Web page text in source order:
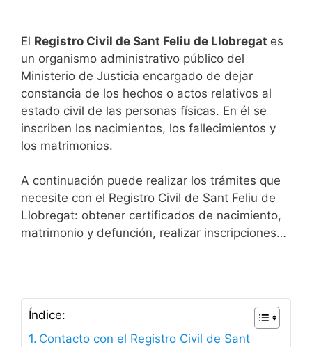
El Registro Civil de Sant Feliu de Llobregat es
un organismo administrativo público del
Ministerio de Justicia encargado de dejar
constancia de los hechos o actos relativos al
estado civil de las personas físicas. En él se
inscriben los nacimientos, los fallecimientos y
los matrimonios.
A continuación puede realizar los trámites que
necesite con el Registro Civil de Sant Feliu de
Llobregat: obtener certificados de nacimiento,
matrimonio y defunción, realizar inscripciones…
Índice:
Contacto con el Registro Civil de Sant